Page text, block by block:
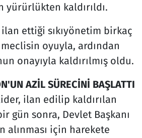
yürürlükten kaldırıldı.
ettiği sıkıyönetim birkaç
oyuyla, ardından
onayıyla kaldırılmış oldu.
AZİL SÜRECİNİ BAŞLATTI
ilan edilip kaldırılan
gün sonra, Devlet Başkanı
alınması için harekete